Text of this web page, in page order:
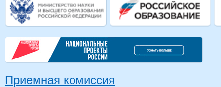
Приемная комиссия